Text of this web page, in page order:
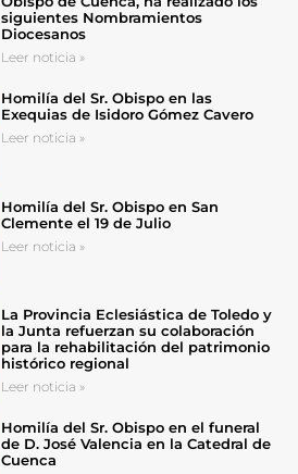
siguientes Nombramientos
Diocesanos
Leer noticia »
Homilía del Sr. Obispo en las
Exequias de Isidoro Gómez Cavero
Leer noticia »
Homilía del Sr. Obispo en San
Clemente el 19 de Julio
Leer noticia »
La Provincia Eclesiástica de Toledo y
la Junta refuerzan su colaboración
para la rehabilitación del patrimonio
histórico regional
Leer noticia »
Homilía del Sr. Obispo en el funeral
de D. José Valencia en la Catedral de
Cuenca